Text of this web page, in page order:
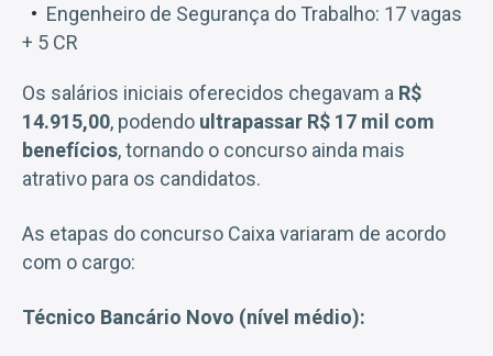
Engenheiro de Segurança do Trabalho: 17 vagas
+ 5 CR
Os salários iniciais oferecidos chegavam a R$
14.915,00, podendo ultrapassar R$ 17 mil com
benefícios, tornando o concurso ainda mais
atrativo para os candidatos.
As etapas do concurso Caixa variaram de acordo
com o cargo:
Técnico Bancário Novo (nível médio):